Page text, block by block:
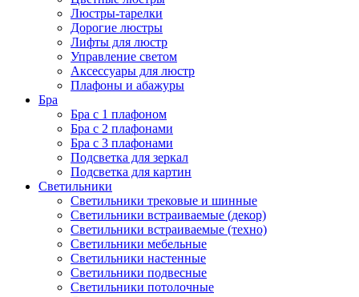
Люстры-тарелки
Дорогие люстры
Лифты для люстр
Управление светом
Аксессуары для люстр
Плафоны и абажуры
Бра
Бра с 1 плафоном
Бра с 2 плафонами
Бра с 3 плафонами
Подсветка для зеркал
Подсветка для картин
Светильники
Светильники трековые и шинные
Светильники встраиваемые (декор)
Светильники встраиваемые (техно)
Светильники мебельные
Светильники настенные
Светильники подвесные
Светильники потолочные